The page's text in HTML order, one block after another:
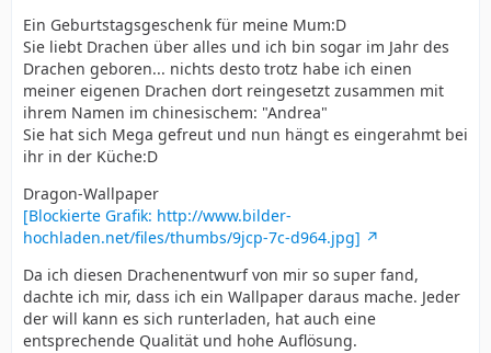
Ein Geburtstagsgeschenk für meine Mum:D
Sie liebt Drachen über alles und ich bin sogar im Jahr des
Drachen geboren... nichts desto trotz habe ich einen
meiner eigenen Drachen dort reingesetzt zusammen mit
ihrem Namen im chinesischem: "Andrea"
Sie hat sich Mega gefreut und nun hängt es eingerahmt bei
ihr in der Küche:D
Dragon-Wallpaper
[Blockierte Grafik: http://www.bilder-
hochladen.net/files/thumbs/9jcp-7c-d964.jpg]
Da ich diesen Drachenentwurf von mir so super fand,
dachte ich mir, dass ich ein Wallpaper daraus mache. Jeder
der will kann es sich runterladen, hat auch eine
entsprechende Qualität und hohe Auflösung.